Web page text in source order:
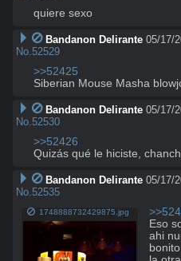
quiere sexo
Bandanon Delirante 05/17/
No. 52529
>>52425
Siberian Mouse Masha
Bandanon Delirante 05/17/
No. 52530
>>52426
Quizás qué le hiciste,
Bandanon Delirante 05/17/
No. 52535
1748888732429875.jpg
Eso
ahi